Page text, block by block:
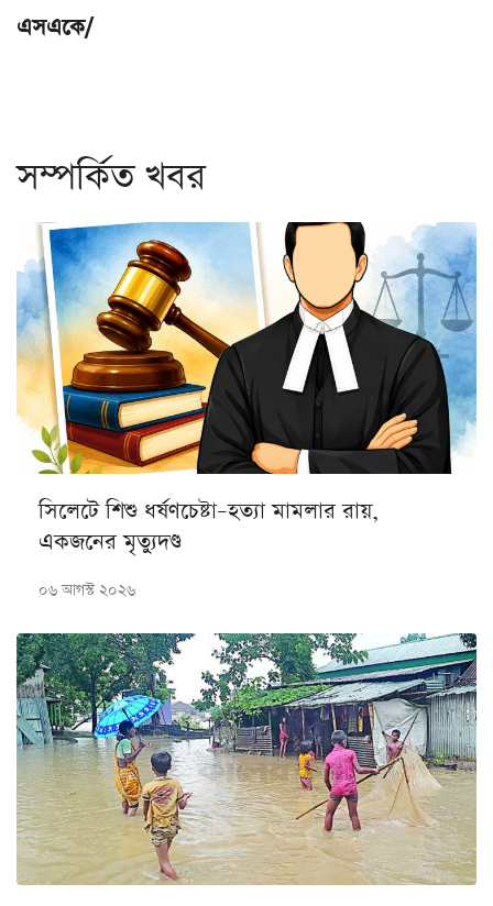
এসএকে/
সম্পর্কিত খবর
সিলেটে শিশু ধর্ষণচেষ্টা–হত্যা মামলার রায়,
একজনের মৃত্যুদণ্ড
০৬ আগস্ট ২০২৬